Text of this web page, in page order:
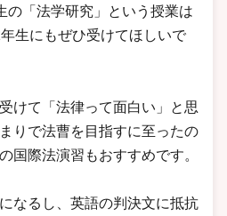
「法学研究」という授業は
生にもぜひ受けてほしいで
けて「法律って面白い」と思
りで法曹を目指すに至ったの
国際法演習もおすすめです。
なるし、英語の判決文に抵抗